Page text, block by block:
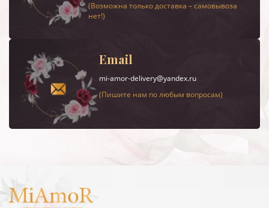
(Возможна только доставка – самовывоза
нет!)
Email
mi-amor-delivery@yandex.ru
(Пишите нам по любым вопросам)